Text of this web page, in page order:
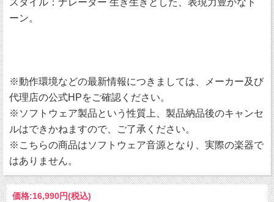
スタイル：ナレーター 生き生きとした、表現力豊かなト
ーン。
※動作環境などの最新情報につきましては、メーカー及び
代理店の公式HPをご確認ください。
※ソフトウェア製品という性質上、製品納品後のキャンセ
ルはできかねますので、ご了承ください。
※こちらの商品はソフトウェア音源となり、実際の楽器で
はありません。
価格:16,990円(税込)